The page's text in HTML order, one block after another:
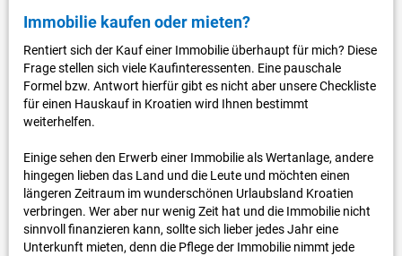
Immobilie kaufen oder mieten?
Rentiert sich der Kauf einer Immobilie überhaupt für mich? Diese
Frage stellen sich viele Kaufinteressenten. Eine pauschale
Formel bzw. Antwort hierfür gibt es nicht aber unsere Checkliste
für einen Hauskauf in Kroatien wird Ihnen bestimmt
weiterhelfen.
Einige sehen den Erwerb einer Immobilie als Wertanlage, andere
hingegen lieben das Land und die Leute und möchten einen
längeren Zeitraum im wunderschönen Urlaubsland Kroatien
verbringen. Wer aber nur wenig Zeit hat und die Immobilie nicht
sinnvoll finanzieren kann, sollte sich lieber jedes Jahr eine
Unterkunft mieten, denn die Pflege der Immobilie nimmt jede